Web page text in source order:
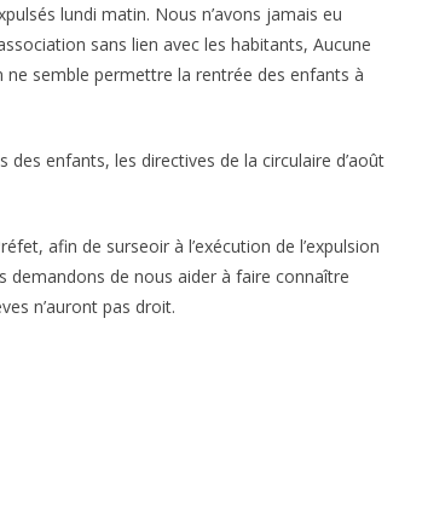
lundi matin. Nous n’avons jamais eu
sans lien avec les habitants, Aucune
ne semble permettre la rentrée des enfants à
enfants, les directives de la circulaire d’août
afin de surseoir à l’exécution de l’expulsion
demandons de nous aider à faire connaître
n’auront pas droit.